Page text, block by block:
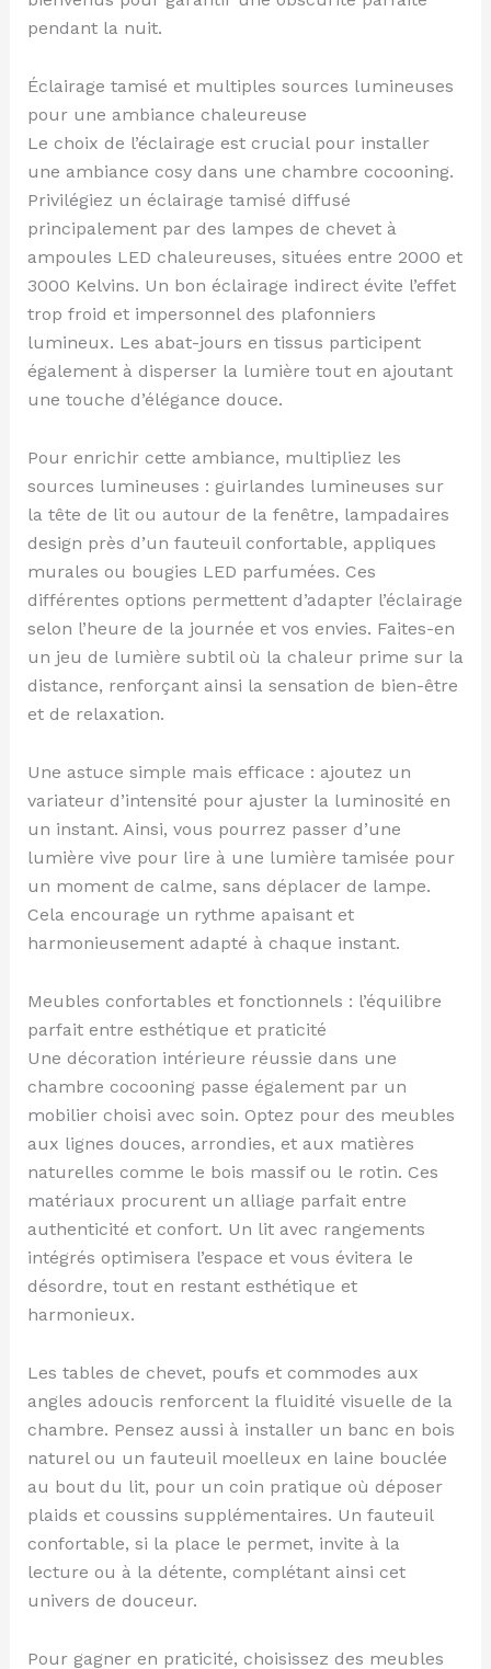
pendant la nuit.
Éclairage tamisé et multiples sources lumineuses
pour une ambiance chaleureuse
Le choix de l’éclairage est crucial pour installer
une ambiance cosy dans une chambre cocooning.
Privilégiez un éclairage tamisé diffusé
principalement par des lampes de chevet à
ampoules LED chaleureuses, situées entre 2000 et
3000 Kelvins. Un bon éclairage indirect évite l’effet
trop froid et impersonnel des plafonniers
lumineux. Les abat-jours en tissus participent
également à disperser la lumière tout en ajoutant
une touche d’élégance douce.
Pour enrichir cette ambiance, multipliez les
sources lumineuses : guirlandes lumineuses sur
la tête de lit ou autour de la fenêtre, lampadaires
design près d’un fauteuil confortable, appliques
murales ou bougies LED parfumées. Ces
différentes options permettent d’adapter l’éclairage
selon l’heure de la journée et vos envies. Faites-en
un jeu de lumière subtil où la chaleur prime sur la
distance, renforçant ainsi la sensation de bien-être
et de relaxation.
Une astuce simple mais efficace : ajoutez un
variateur d’intensité pour ajuster la luminosité en
un instant. Ainsi, vous pourrez passer d’une
lumière vive pour lire à une lumière tamisée pour
un moment de calme, sans déplacer de lampe.
Cela encourage un rythme apaisant et
harmonieusement adapté à chaque instant.
Meubles confortables et fonctionnels : l’équilibre
parfait entre esthétique et praticité
Une décoration intérieure réussie dans une
chambre cocooning passe également par un
mobilier choisi avec soin. Optez pour des meubles
aux lignes douces, arrondies, et aux matières
naturelles comme le bois massif ou le rotin. Ces
matériaux procurent un alliage parfait entre
authenticité et confort. Un lit avec rangements
intégrés optimisera l’espace et vous évitera le
désordre, tout en restant esthétique et
harmonieux.
Les tables de chevet, poufs et commodes aux
angles adoucis renforcent la fluidité visuelle de la
chambre. Pensez aussi à installer un banc en bois
naturel ou un fauteuil moelleux en laine bouclée
au bout du lit, pour un coin pratique où déposer
plaids et coussins supplémentaires. Un fauteuil
confortable, si la place le permet, invite à la
lecture ou à la détente, complétant ainsi cet
univers de douceur.
Pour gagner en praticité, choisissez des meubles